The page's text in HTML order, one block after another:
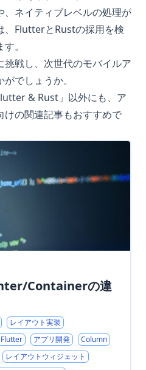
、ネイティブレベルの処理が
、FlutterとRustの採用を検
。
挑戦し、次世代のモバイルア
でしょうか。
& Rust」以外にも、ア
けの関連記事もおすすめで
Containerの違
レイアウト実装
Flutter アプリ開発
Column
レイアウトウィジェット